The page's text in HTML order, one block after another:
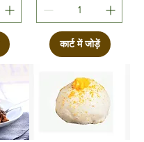
कार्ट में जोड़ें